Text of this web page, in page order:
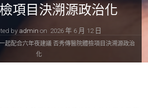
項目決溯源政治化
by admin on 2026 年 6 月 12 日
起配合六年夜建議 否秀傳醫院體檢項目決溯源政治
化